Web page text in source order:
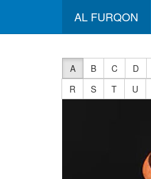
AL FURQON
A B C D
R
S T U